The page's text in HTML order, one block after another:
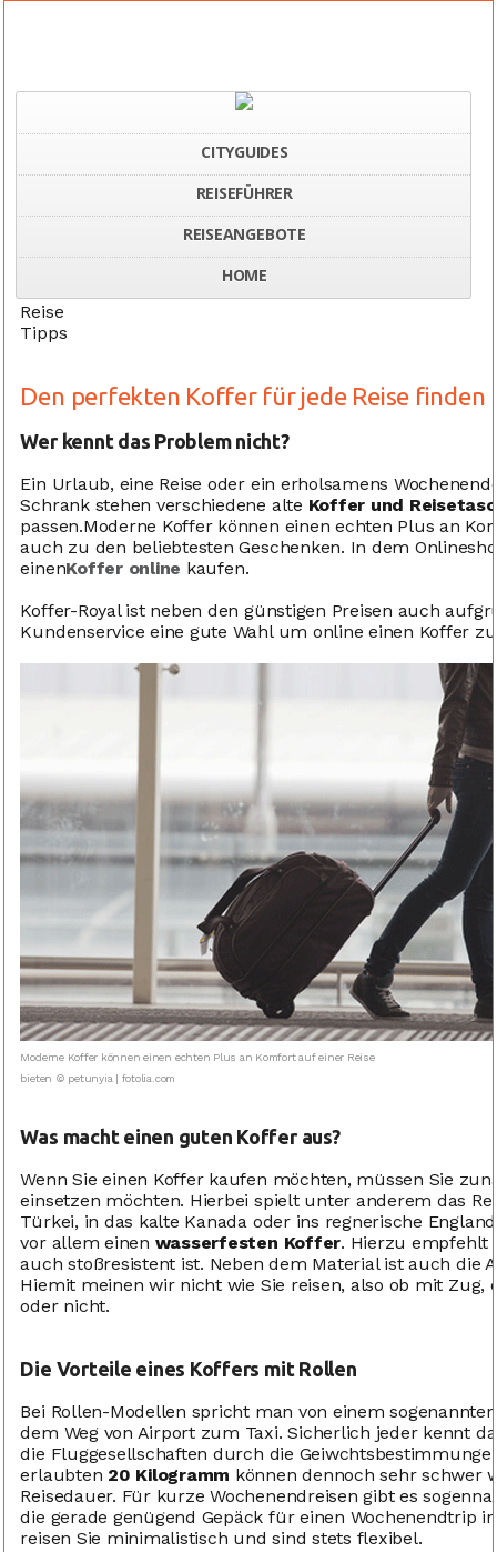
CITYGUIDES
REISEFÜHRER
REISEANGEBOTE
HOME
Perfekter Koffer
Reise
Tipps
Den perfekten Koffer für jede Reise finden
Wer kennt das Problem nicht?
Ein Urlaub, eine Reise oder ein erholsamens
Schrank stehen verschiedene alte Koffer und
passen.Moderne Koffer können einen echten Plus an
auch zu den beliebtesten Geschenken. In dem
einenKoffer online kaufen.
Koffer-Royal ist neben den günstigen Preisen auch
Kundenservice eine gute Wahl um online einen Koffer
Moderne Koffer können einen echten Plus an Komfort auf einer Reise
bieten © petunyia | fotolia.com
Was macht einen guten Koffer aus?
Wenn Sie einen Koffer kaufen möchten, müssen Sie
einsetzen möchten. Hierbei spielt unter anderem das
Türkei, in das kalte Kanada oder ins regnerische
vor allem einen wasserfesten Koffer. Hierzu empfehlt
auch stoßresistent ist. Neben dem Material ist auch die
Hiemit meinen wir nicht wie Sie reisen, also ob mit Zug,
oder nicht.
Die Vorteile eines Koffers mit Rollen
Bei Rollen-Modellen spricht man von einem
dem Weg von Airport zum Taxi. Sicherlich jeder kennt
die Fluggesellschaften durch die
erlaubten 20 Kilogramm können dennoch sehr schwer
Reisedauer. Für kurze Wochenendreisen gibt es
die gerade genügend Gepäck für einen Wochenendtrip
reisen Sie minimalistisch und sind stets flexibel.